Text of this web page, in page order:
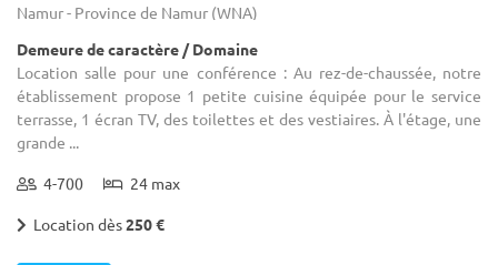
Namur - Province de Namur (WNA)
Demeure de caractère / Domaine
Location salle pour une conférence : Au rez-de-chaussée, notre
établissement propose 1 petite cuisine équipée pour le service
terrasse, 1 écran TV, des toilettes et des vestiaires. À l'étage, une
grande ...
4-700 24 max
Location dès250 €